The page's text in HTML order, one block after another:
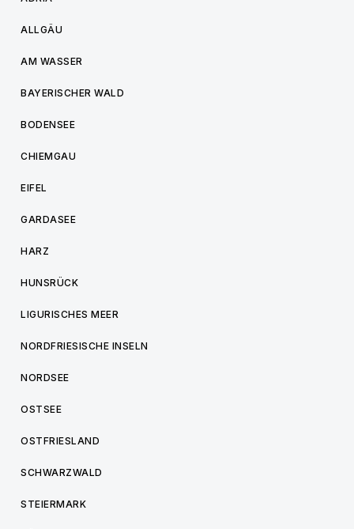
ALLGÄU
AM WASSER
BAYERISCHER WALD
BODENSEE
CHIEMGAU
EIFEL
GARDASEE
HARZ
HUNSRÜCK
LIGURISCHES MEER
NORDFRIESISCHE INSELN
NORDSEE
OSTSEE
OSTFRIESLAND
SCHWARZWALD
STEIERMARK